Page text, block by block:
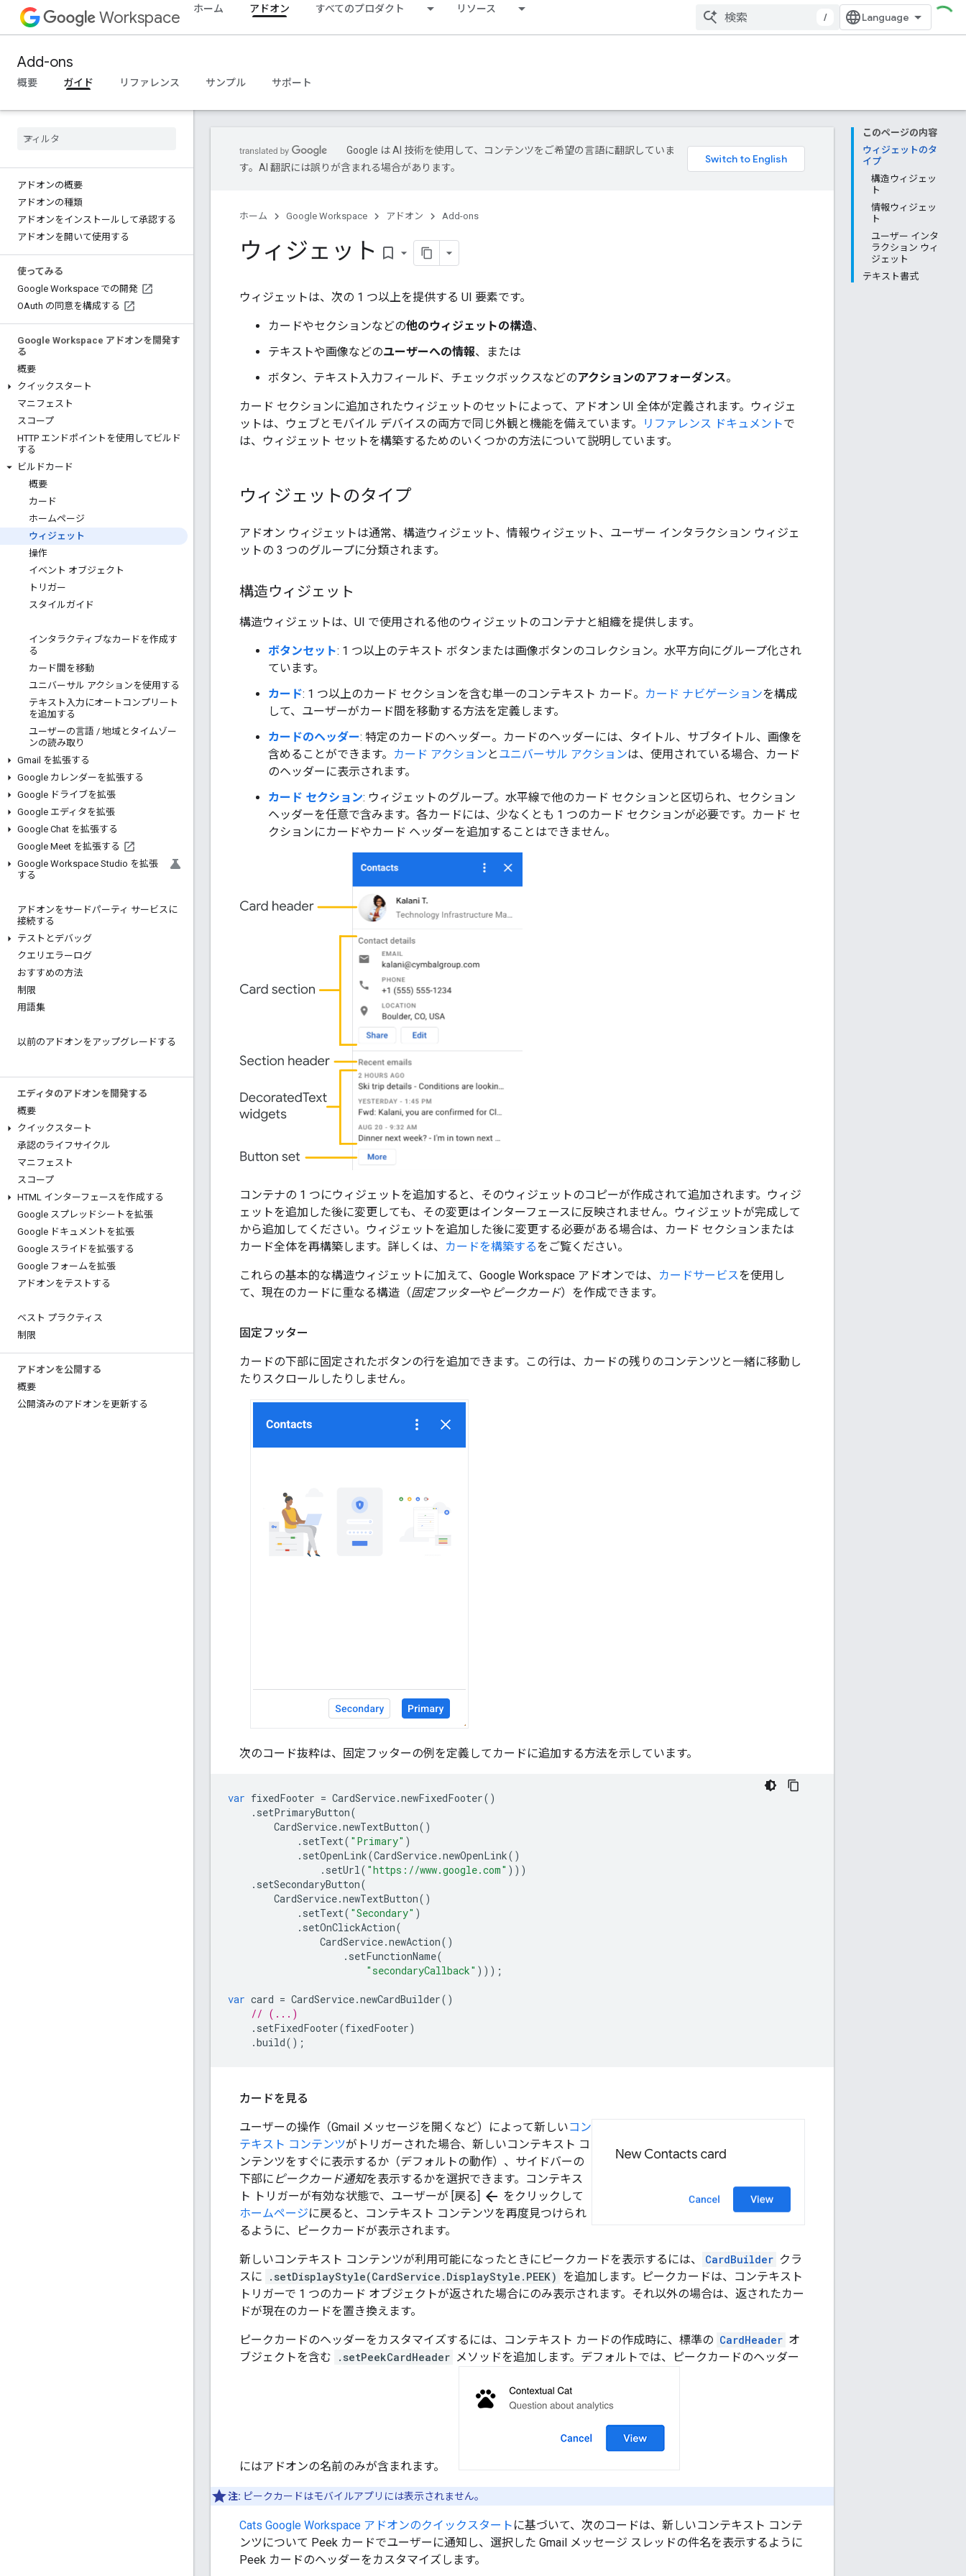
Workspace ホーム アドオン すべてのプロダクト リソース
/
Add-ons
概要 ガイド リファレンス サンプル サポート
アドオンの概要
アドオンの種類
アドオンをインストールして承認する
アドオンを開いて使用する
使ってみる
Google Workspace での開発
OAuth の同意を構成する
Google Workspace アドオンを開発す
る
概要
クイックスタート
マニフェスト
スコープ
HTTP エンドポイントを使用してビルド
する
ビルドカード
概要
カード
ホームページ
ウィジェット
操作
イベント オブジェクト
トリガー
スタイルガイド
インタラクティブなカードを作成す
る
カード間を移動
ユニバーサル アクションを使用する
テキスト入力にオートコンプリート
を追加する
ユーザーの言語 / 地域とタイムゾー
ンの読み取り
Gmail を拡張する
Google カレンダーを拡張する
Google ドライブを拡張
Google エディタを拡張
Google Chat を拡張する
Google Meet を拡張する
Google Workspace Studio を拡張
する
アドオンをサードパーティ サービスに
接続する
テストとデバッグ
クエリエラーログ
おすすめの方法
制限
用語集
以前のアドオンをアップグレードする
エディタのアドオンを開発する
概要
クイックスタート
承認のライフサイクル
マニフェスト
スコープ
HTML インターフェースを作成する
Google スプレッドシートを拡張
Google ドキュメントを拡張
Google スライドを拡張する
Google フォームを拡張
アドオンをテストする
ベスト プラクティス
制限
アドオンを公開する
概要
公開済みのアドオンを更新する
このページの内容
ウィジェットのタ
イプ
構造ウィジェッ
ト
情報ウィジェッ
ト
ユーザー インタ
ラクション ウィ
ジェット
テキスト書式
Google は AI 技術を使用して、コンテンツをご希望の言語に翻訳していま
す。AI 翻訳には誤りが含まれる場合があります。
ホーム Google Workspace アドオン Add-ons
ウィジェット bookmark_border
ウィジェットは、次の 1 つ以上を提供する UI 要素です。
カードやセクションなどの他のウィジェットの構造、
テキストや画像などのユーザーへの情報、または
ボタン、テキスト入力フィールド、チェックボックスなどのアクションのアフォーダンス。
カード セクションに追加されたウィジェットのセットによって、アドオン UI 全体が定義されます。ウィジェ
ットは、ウェブとモバイル デバイスの両方で同じ外観と機能を備えています。
リファレンス ドキュメントで
は、ウィジェット セットを構築するためのいくつかの方法について説明しています。
ウィジェットのタイプ
アドオン ウィジェットは通常、構造ウィジェット、情報ウィジェット、ユーザー インタラクション ウィジェ
ットの 3 つのグループに分類されます。
構造ウィジェット
構造ウィジェットは、UI で使用される他のウィジェットのコンテナと組織を提供します。
ボタンセット: 1 つ以上のテキスト ボタンまたは画像ボタンのコレクション。水平方向にグループ化され
ています。
カード: 1 つ以上のカード セクションを含む単一のコンテキスト カード。 カード ナビゲーションを構成
して、ユーザーがカード間を移動する方法を定義します。
カードのヘッダー: 特定のカードのヘッダー。カードのヘッダーには、タイトル、サブタイトル、画像を
含めることができます。
カード アクション と ユニバーサル アクションは、使用されている場合、カード
のヘッダーに表示されます。
カード セクション: ウィジェットのグループ。水平線で他のカード セクションと区切られ、セクション
ヘッダーを任意で含みます。各カードには、少なくとも 1 つのカード セクションが必要です。カード セ
クションにカードやカード ヘッダーを追加することはできません。
コンテナの 1 つにウィジェットを追加すると、そのウィジェットのコピーが作成されて追加されます。ウィジ
ェットを追加した後に変更しても、その変更はインターフェースに反映されません。ウィジェットが完成して
から追加してください。ウィジェットを追加した後に変更する必要がある場合は、カード セクションまたは
カード全体を再構築します。詳しくは、
カードを構築するをご覧ください。
これらの基本的な構造ウィジェットに加えて、Google Workspace アドオンでは、 カードサービスを使用し
て、現在のカードに重なる構造（固定フッターや ピークカード）を作成できます。
固定フッター
カードの下部に固定されたボタンの行を追加できます。この行は、カードの残りのコンテンツと一緒に移動し
たりスクロールしたりしません。
次のコード抜粋は、固定フッターの例を定義してカードに追加する方法を示しています。
var fixedFooter = CardService.newFixedFooter()
. setPrimaryButton(
CardService.newTextButton()
. setText( "Primary" )
. setOpenLink(CardService.newOpenLink()
. setUrl( "https://www.google.com" )))
. setSecondaryButton(
CardService.newTextButton()
. setText( "Secondary" )
. setOnClickAction(
CardService.newAction()
. setFunctionName(
"secondaryCallback" )));
var card = CardService.newCardBuilder()
// (...)
. setFixedFooter(fixedFooter)
.build();
カードを見る
ユーザーの操作（Gmail メッセージを開くなど）によって新しいコン
テキスト コンテンツがトリガーされた場合、新しいコンテキスト コ
ンテンツをすぐに表示するか（デフォルトの動作）、サイドバーの
下部に ピークカード通知を表示するかを選択できます。コンテキス
ト トリガーが有効な状態で、ユーザーが [戻る]
arrow_back をクリックして
ホームページに戻ると、コンテキスト コンテンツを再度見つけられ
るように、ピークカードが表示されます。
新しいコンテキスト コンテンツが利用可能になったときにピークカードを表示するには、 CardBuilder クラ
スに
.setDisplayStyle(CardService.DisplayStyle.PEEK) を追加します。ピークカードは、コンテキスト
トリガーで 1 つのカード オブジェクトが返された場合にのみ表示されます。それ以外の場合は、返されたカー
ドが現在のカードを置き換えます。
ピークカードのヘッダーをカスタマイズするには、コンテキスト カードの作成時に、標準の CardHeader オ
ブジェクトを含む
.setPeekCardHeader メソッドを追加します。デフォルトでは、ピークカードのヘッダー
にはアドオンの名前のみが含まれます。
注: ピークカードはモバイルアプリには表示されません。
Cats Google Workspace アドオンのクイックスタート に基づいて、次のコードは、新しいコンテキスト コンテ
ンツについて Peek カードでユーザーに通知し、選択した Gmail メッセージ スレッドの件名を表示するように
Peek カードのヘッダーをカスタマイズします。